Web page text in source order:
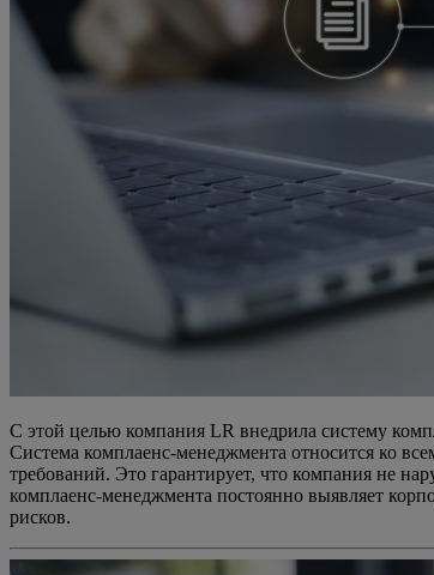
С этой целью компания LR внедрила систему
Cистема комплаенс-менеджмента относится ко
требований. Это гарантирует, что компания не
комплаенс-менеджмента постоянно выявляет
рисков.